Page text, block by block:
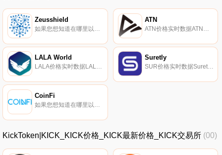
Zeusshield ATN
LALA World
LALA价格实时数据LALA World（LALA）是一种加密货币,在以太坊平台上运行。LALA World目前的供应量为250000000,流通量为249332879.12。最近已知的LALA World价格为0.00045675美元,在过去24小时内上涨了5.17美元.
Suretly
SUR价格实时数据Suretly（SUR）是一种于2017年推出的加密货币,在以太坊平台上运营。Suretly的电流供应量为235290.376。最近已知的Suretly价格为0.34975291美元,在过去24小时内下跌了-1.80。更多信息请访问https://surco.in.
CoinFi
如果您想知道在哪里以当前价格购买CoinFi,目前交易｛COFInname｝股票的顶级加密货币交易所是Gate.io。您可以在我们的加密货币交易所页面上找到其他交易所。CoinFi（COFI）是一种加密货币,在以太坊平台上运行.
KickToken|KICK_KICK价格_KICK最新价格_KICK交易所 (00)